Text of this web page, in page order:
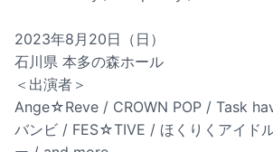
2023年8月20日（日）
石川県 本多の森ホール
＜出演者＞
Ange☆Reve / CROWN POP / Task
バンビ / FES☆TIVE / ほくりくアイド